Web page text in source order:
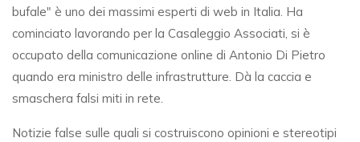
bufale" è uno dei massimi esperti di web in Italia. Ha
cominciato lavorando per la Casaleggio Associati, si è
occupato della comunicazione online di Antonio Di Pietro
quando era ministro delle infrastrutture. Dà la caccia e
smaschera falsi miti in rete.
Notizie false sulle quali si costruiscono opinioni e stereotipi